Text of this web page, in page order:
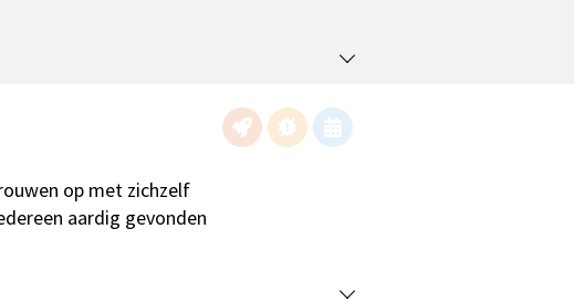
op met zichzelf
aardig gevonden